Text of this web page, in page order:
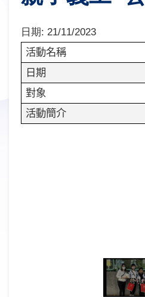
日期: 21/11/2023
活動名稱
日期
對象
活動簡介